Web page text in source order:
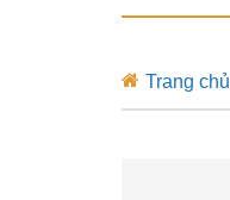
Trang chủ